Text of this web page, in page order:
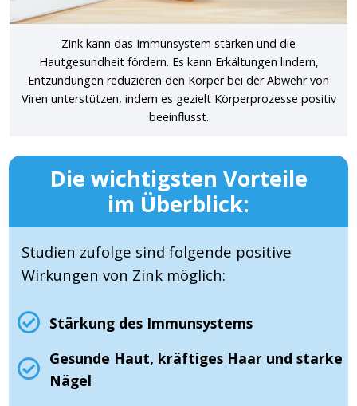
Zink kann das Immunsystem stärken und die
Hautgesundheit fördern. Es kann Erkältungen lindern,
Entzündungen reduzieren den Körper bei der Abwehr von
Viren unterstützen, indem es gezielt Körperprozesse positiv
beeinflusst.
Die wichtigsten Vorteile
im Überblick:
Studien zufolge sind folgende positive
Wirkungen von Zink möglich:
Stärkung des Immunsystems
Gesunde Haut, kräftiges Haar und starke
Nägel